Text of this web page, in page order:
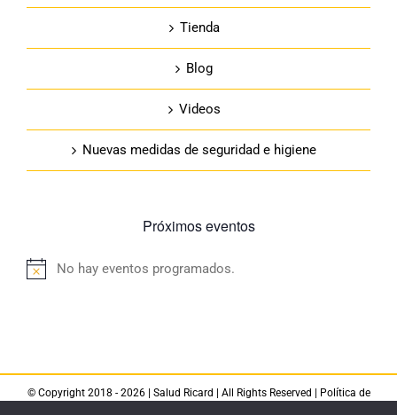
Tienda
Blog
Videos
Nuevas medidas de seguridad e higiene
Próximos eventos
Aviso
No hay eventos programados.
© Copyright 2018 - 2026 | Salud Ricard | All Rights Reserved | Política de